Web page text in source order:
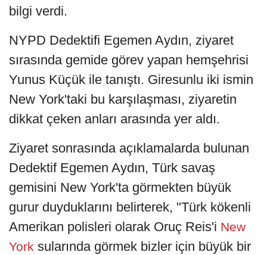
bilgi verdi.
NYPD Dedektifi Egemen Aydın, ziyaret
sırasında gemide görev yapan hemşehrisi
Yunus Küçük ile tanıştı. Giresunlu iki ismin
New York'taki bu karşılaşması, ziyaretin
dikkat çeken anları arasında yer aldı.
Ziyaret sonrasında açıklamalarda bulunan
Dedektif Egemen Aydın, Türk savaş
gemisini New York'ta görmekten büyük
gurur duyduklarını belirterek, "Türk kökenli
Amerikan polisleri olarak Oruç Reis'i New
York sularında görmek bizler için büyük bir